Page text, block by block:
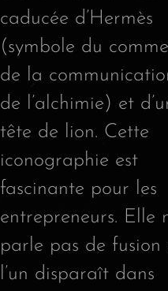
caducée d’Hermès
(symbole du
de la
de l’alchimie) et
tête de lion. Cette
iconographie est
fascinante pour les
entrepreneurs. Elle
parle pas de fusion
l’un disparaît dans